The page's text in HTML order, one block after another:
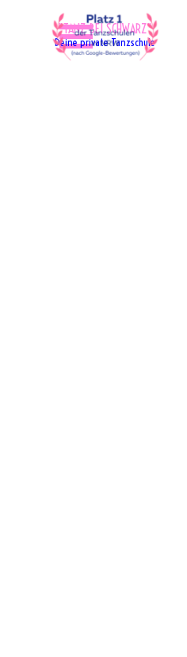
Menü überspringen
"TANZ BEI SCHWARZ"
Deine private Tanzschule